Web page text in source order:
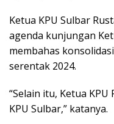
Ketua KPU Sulbar
agenda kunjungan
membahas
serentak 2024.
“Selain itu, Ketua
KPU Sulbar,” katanya.